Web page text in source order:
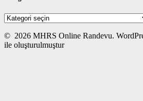
Kategoriler
© 2026 MHRS Online Randevu.
ile oluşturulmuştur